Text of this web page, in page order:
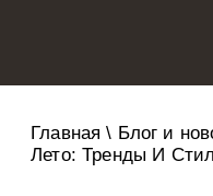
Главная \ Блог и
Лето: Тренды И